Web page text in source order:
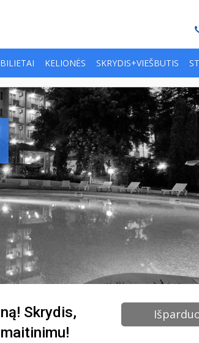
KELIONĖS SKRYDIS+VIEŠBUTIS
Skrydis,